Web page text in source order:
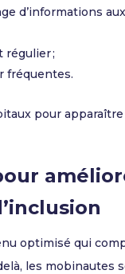
d’informations
régulier ;
fréquentes.
pour
optimisé qui
les mobinautes